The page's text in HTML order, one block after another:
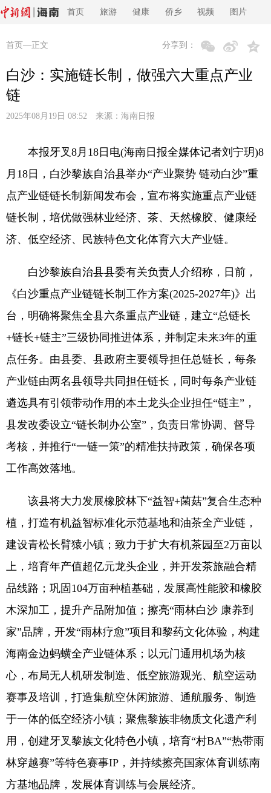
首页 旅游 健康 侨乡 视频 图片
首页 —正文 分享到：
白沙：实施链长制，做强六大重点产业
链
2025年08月19日 08:52 来源： 海南日报
本报牙叉8月18日电(海南日报全媒体记者刘宁玥)8
月18日，白沙黎族自治县举办“产业聚势 链动白沙”重
点产业链链长制新闻发布会，宣布将实施重点产业链
链长制，培优做强林业经济、茶、天然橡胶、健康经
济、低空经济、民族特色文化体育六大产业链。
白沙黎族自治县县委有关负责人介绍称，日前，
《白沙重点产业链链长制工作方案(2025-2027年)》出
台，明确将聚焦全县六条重点产业链，建立“总链长
+链长+链主”三级协同推进体系，并制定未来3年的重
点任务。由县委、县政府主要领导担任总链长，每条
产业链由两名县领导共同担任链长，同时每条产业链
遴选具有引领带动作用的本土龙头企业担任“链主”，
县发改委设立“链长制办公室”，负责日常协调、督导
考核，并推行“一链一策”的精准扶持政策，确保各项
工作高效落地。
该县将大力发展橡胶林下“益智+菌菇”复合生态种
植，打造有机益智标准化示范基地和油茶全产业链，
建设青松长臂猿小镇；致力于扩大有机茶园至2万亩以
上，培育年产值超亿元龙头企业，并开发茶旅融合精
品线路；巩固104万亩种植基础，发展高性能胶和橡胶
木深加工，提升产品附加值；擦亮“雨林白沙 康养到
家”品牌，开发“雨林疗愈”项目和黎药文化体验，构建
海南金边蚂蟥全产业链体系；以元门通用机场为核
心，布局无人机研发制造、低空旅游观光、航空运动
赛事及培训，打造集航空休闲旅游、通航服务、制造
于一体的低空经济小镇；聚焦黎族非物质文化遗产利
用，创建牙叉黎族文化特色小镇，培育“村BA”“热带雨
林穿越赛”等特色赛事IP，并持续擦亮国家体育训练南
方基地品牌，发展体育训练与会展经济。